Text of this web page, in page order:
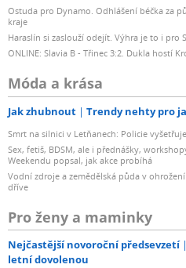
Ostuda pro Dynamo. Odhlášení béčka za
kraje
Haraslín si zaslouží odejít. Výhra je to i pro
ONLINE: Slavia B - Třinec 3:2. Dukla hostí
Móda a krása
Jak zhubnout Trendy nehty pro
Smrt na silnici v Letňanech: Policie
Sex, fetiš, BDSM, ale i přednášky,
Weekendu popsal, jak akce probíhá
Vodní zdroje a zemědělská půda v
dříve
Pro ženy a maminky
Nejčastější novoroční předsevzetí
letní dovolenou